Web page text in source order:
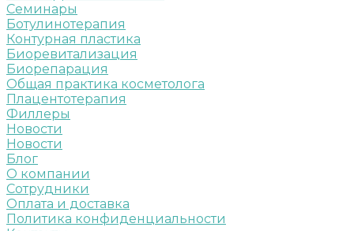
Семинары
Ботулинотерапия
Контурная пластика
Биоревитализация
Биорепарация
Общая практика косметолога
Плацентотерапия
Филлеры
Новости
Новости
Блог
О компании
Сотрудники
Оплата и доставка
Политика конфиденциальности